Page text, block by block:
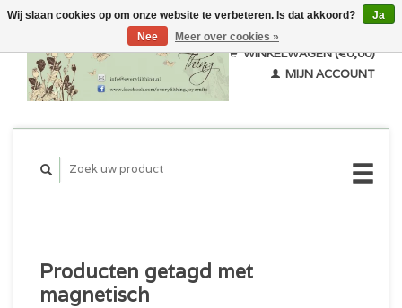
WINKELWAGEN (€0,00)
MIJN ACCOUNT
Producten getagd met
magnetisch
Wij slaan cookies op om onze website te verbeteren. Is dat akkoord?
Ja
Nee
Meer over cookies »